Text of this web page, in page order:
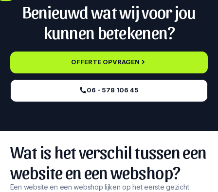
Benieuwd wat wij voor jou
kunnen betekenen?
OFFERTE OPVRAGEN
06 - 578 106 45‬
Wat is het verschil tussen een
website en een webshop?
Een website en een webshop lijken op het eerste gezicht